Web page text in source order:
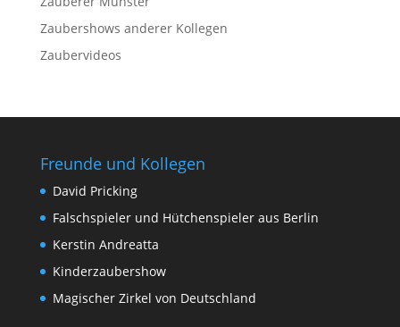
Zaubershows anderer Kollegen
Zaubervideos
Freunde und Kollegen
David Pricking
Falschspieler und Hütchenspieler aus Berlin
Kerstin Andreatta
Kinderzaubershow
Magischer Zirkel von Deutschland